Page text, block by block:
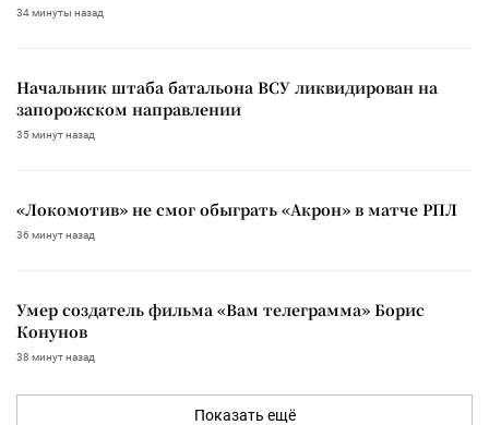
34 минуты назад
Начальник штаба батальона ВСУ ликвидирован на
запорожском направлении
35 минут назад
«Локомотив» не смог обыграть «Акрон» в матче РПЛ
36 минут назад
Умер создатель фильма «Вам телеграмма» Борис
Конунов
38 минут назад
Показать ещё